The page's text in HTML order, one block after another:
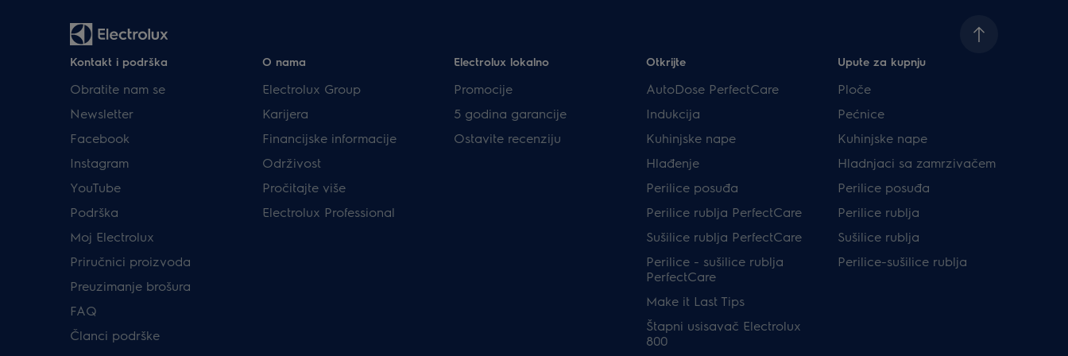
Kontakt i podrška
Obratite nam se
Newsletter
Facebook
Instagram
YouTube
Podrška
Moj Electrolux
Priručnici proizvoda
Preuzimanje brošura
FAQ
Članci podrške
O nama
Electrolux Group
Karijera
Financijske informacije
Održivost
Pročitajte više
Electrolux Professional
Electrolux lokalno
Promocije
5 godina garancije
Ostavite recenziju
Otkrijte
AutoDose PerfectCare
Indukcija
Kuhinjske nape
Hlađenje
Perilice posuđa
Perilice rublja PerfectCare
Sušilice rublja PerfectCare
Perilice - sušilice rublja
PerfectCare
Make it Last Tips
Štapni usisavač Electrolux
800
Upute za kupnju
Ploče
Pećnice
Kuhinjske nape
Hladnjaci sa zamrzivačem
Perilice posuđa
Perilice rublja
Sušilice rublja
Perilice-sušilice rublja